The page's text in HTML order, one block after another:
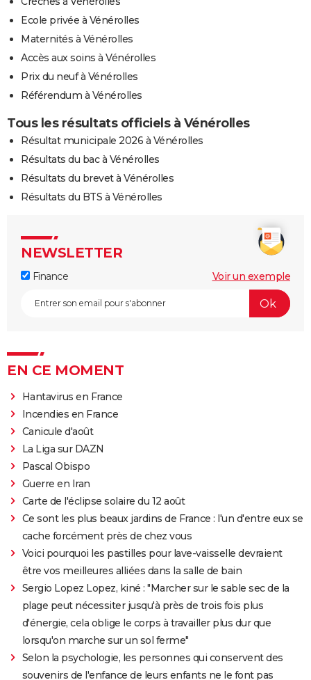
Ecole privée à Vénérolles
Maternités à Vénérolles
Accès aux soins à Vénérolles
Prix du neuf à Vénérolles
Référendum à Vénérolles
Tous les résultats officiels à Vénérolles
Résultat municipale 2026 à Vénérolles
Résultats du bac à Vénérolles
Résultats du brevet à Vénérolles
Résultats du BTS à Vénérolles
NEWSLETTER
Finance Voir un exemple
EN CE MOMENT
Hantavirus en France
Incendies en France
Canicule d'août
La Liga sur DAZN
Pascal Obispo
Guerre en Iran
Carte de l'éclipse solaire du 12 août
Ce sont les plus beaux jardins de France : l'un d'entre eux se
cache forcément près de chez vous
Voici pourquoi les pastilles pour lave-vaisselle devraient
être vos meilleures alliées dans la salle de bain
Sergio Lopez Lopez, kiné : "Marcher sur le sable sec de la
plage peut nécessiter jusqu'à près de trois fois plus
d'énergie, cela oblige le corps à travailler plus dur que
lorsqu'on marche sur un sol ferme"
Selon la psychologie, les personnes qui conservent des
souvenirs de l'enfance de leurs enfants ne le font pas